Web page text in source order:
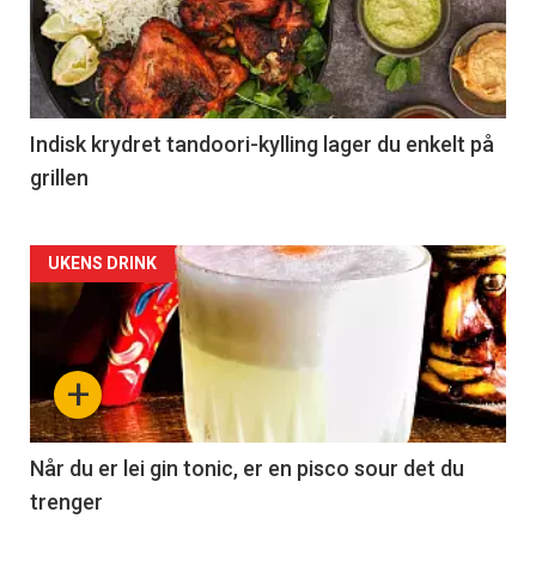
Indisk krydret tandoori-kylling lager du enkelt på
grillen
Forsiden
akkurat
nå
-
2
+
UKENS DRINK
Når du er lei gin tonic, er en pisco sour det du
trenger